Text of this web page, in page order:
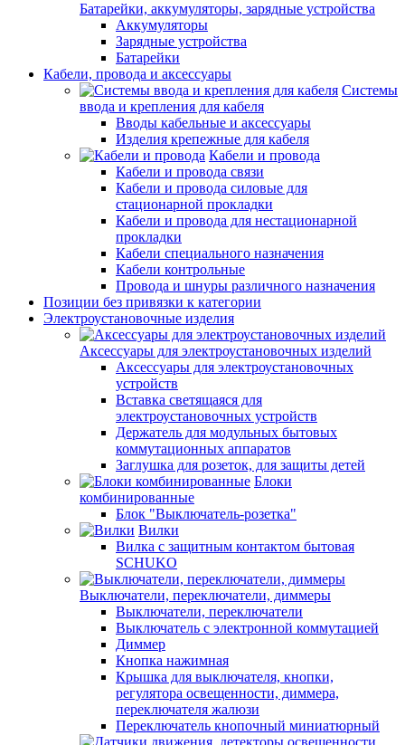
Батарейки, аккумуляторы, зарядные устройства
Аккумуляторы
Зарядные устройства
Батарейки
Кабели, провода и аксессуары
Системы
ввода и крепления для кабеля
Вводы кабельные и аксессуары
Изделия крепежные для кабеля
Кабели и провода
Кабели и провода связи
Кабели и провода силовые для
стационарной прокладки
Кабели и провода для нестационарной
прокладки
Кабели специального назначения
Кабели контрольные
Провода и шнуры различного назначения
Позиции без привязки к категории
Электроустановочные изделия
Аксессуары для электроустановочных изделий
Аксессуары для электроустановочных
устройств
Вставка светящаяся для
электроустановочных устройств
Держатель для модульных бытовых
коммутационных аппаратов
Заглушка для розеток, для защиты детей
Блоки
комбинированные
Блок "Выключатель-розетка"
Вилки
Вилка с защитным контактом бытовая
SCHUKO
Выключатели, переключатели, диммеры
Выключатели, переключатели
Выключатель с электронной коммутацией
Диммер
Кнопка нажимная
Крышка для выключателя, кнопки,
регулятора освещенности, диммера,
переключателя жалюзи
Переключатель кнопочный миниатюрный